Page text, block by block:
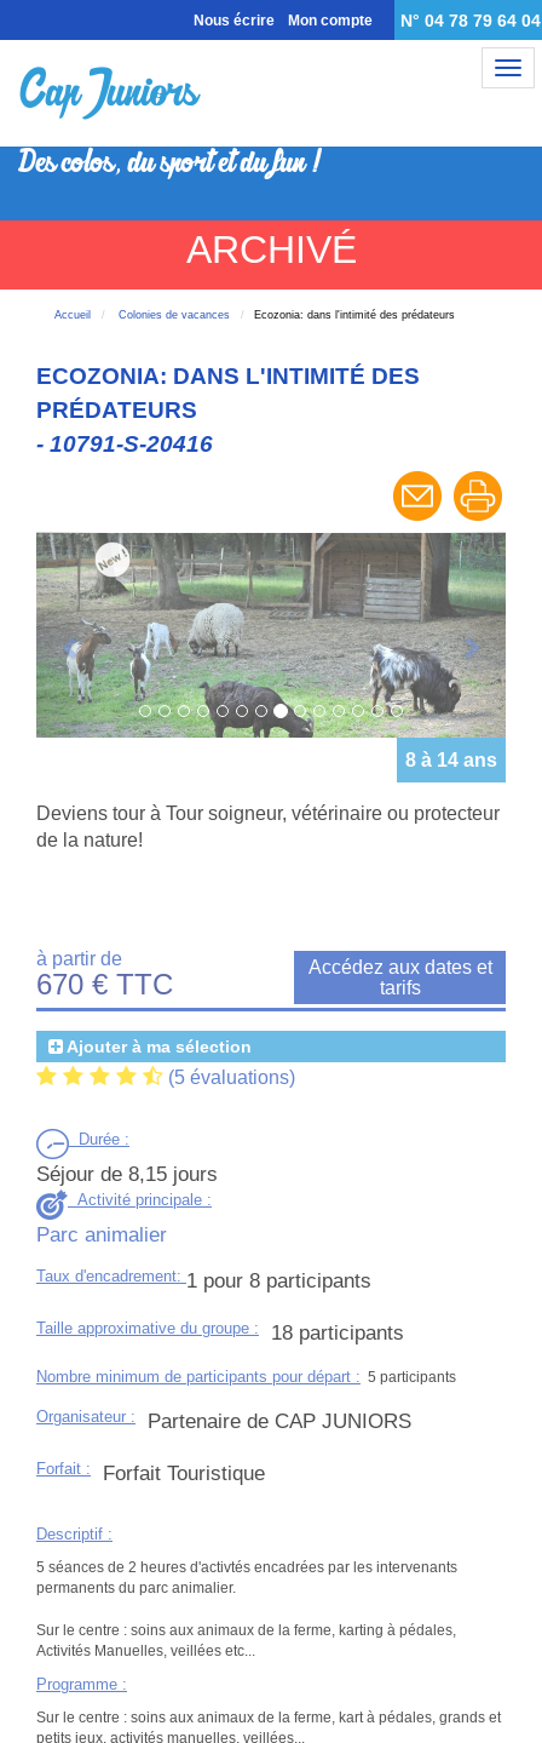
Nous écrire Mon compte N° 04 78 79 64 04
Des colos, du sport et du fun !
ARCHIVÉ
Accueil Colonies de vacances Ecozonia: dans l'intimité des prédateurs
ECOZONIA: DANS L'INTIMITÉ DES
PRÉDATEURS
- 10791-S-20416
Previous Next
8 à 14 ans
Deviens tour à Tour soigneur, vétérinaire ou protecteur
de la nature!
à partir de
670 € TTC
Accédez aux dates et
tarifs
Ajouter à ma sélection
(5 évaluations)
Durée :
Séjour de 8,15 jours
Activité principale :
Parc animalier
Taux d'encadrement: 1 pour 8 participants
Taille approximative du groupe : 18 participants
Nombre minimum de participants pour départ : 5 participants
Organisateur : Partenaire de CAP JUNIORS
Forfait : Forfait Touristique
Descriptif :
5 séances de 2 heures d'activtés encadrées par les intervenants
permanents du parc animalier.
Sur le centre : soins aux animaux de la ferme, karting à pédales,
Activités Manuelles, veillées etc...
Programme :
Sur le centre : soins aux animaux de la ferme, kart à pédales, grands et
petits jeux, activités manuelles, veillées...